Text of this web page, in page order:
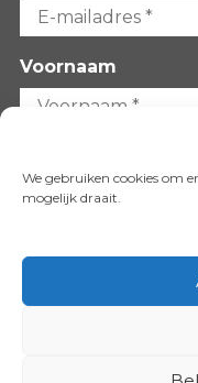
We gebruiken cookies om
mogelijk draait.
Voornaam